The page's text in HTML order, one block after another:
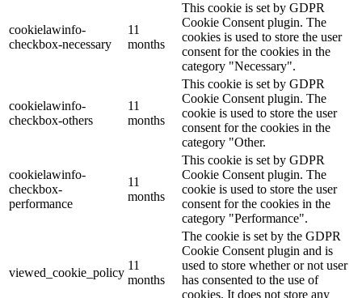
cookielawinfo-
checkbox-necessary
11
months
This cookie is set by GDPR
Cookie Consent plugin. The
cookies is used to store the user
consent for the cookies in the
category "Necessary".
cookielawinfo-
checkbox-others
11
months
This cookie is set by GDPR
Cookie Consent plugin. The
cookie is used to store the user
consent for the cookies in the
category "Other.
cookielawinfo-
checkbox-
performance
11
months
This cookie is set by GDPR
Cookie Consent plugin. The
cookie is used to store the user
consent for the cookies in the
category "Performance".
viewed_cookie_policy
11
months
The cookie is set by the GDPR
Cookie Consent plugin and is
used to store whether or not user
has consented to the use of
cookies. It does not store any